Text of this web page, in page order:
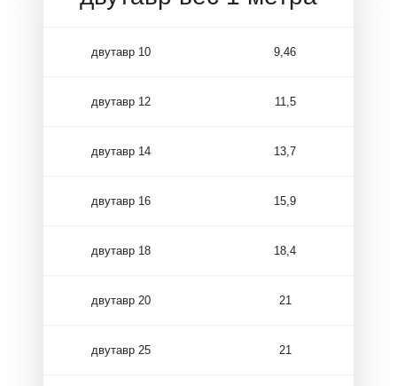
двутавр 10 9,46
двутавр 12 11,5
двутавр 14 13,7
двутавр 16 15,9
двутавр 18 18,4
двутавр 20 21
двутавр 25 21